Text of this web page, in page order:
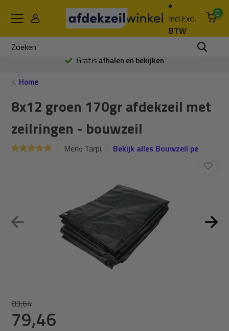
Incl.Excl.
BTW
0
Gratis afhalen en bekijken
Home
8x12 groen 170gr afdekzeil met
zeilringen - bouwzeil
Merk: Tarpi Bekijk alles Bouwzeil pe
83,64
79,46